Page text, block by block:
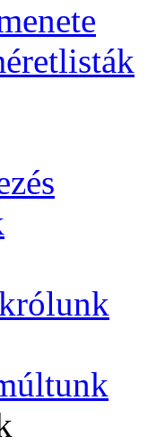
rólunk